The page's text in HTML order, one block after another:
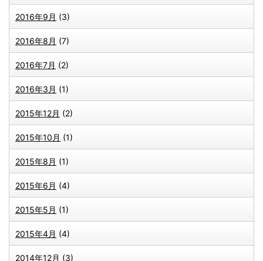
2016年9月 (3)
2016年8月 (7)
2016年7月 (2)
2016年3月 (1)
2015年12月 (2)
2015年10月 (1)
2015年8月 (1)
2015年6月 (4)
2015年5月 (1)
2015年4月 (4)
2014年12月 (3)